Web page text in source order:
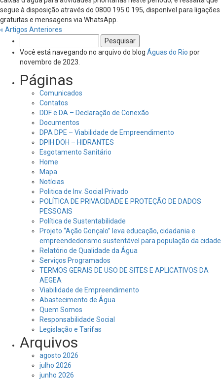
segue à disposição através do 0800 195 0 195, disponível para ligações
gratuitas e mensagens via WhatsApp.
« Artigos Anteriores
por:
Você está navegando no arquivo do blog Águas do Rio por
novembro de 2023.
Páginas
Comunicados
Contatos
DDF e DA – Declaração de Conexão
Documentos
DPA DPE – Viabilidade de Empreendimento
DPIH DOH – HIDRANTES
Esgotamento Sanitário
Home
Mapa
Notícias
Politica de Inv. Social Privado
POLÍTICA DE PRIVACIDADE E PROTEÇÃO DE DADOS
PESSOAIS
Política de Sustentabilidade
Projeto “Ação Gonçalo” leva educação, cidadania e
empreendedorismo sustentável para população da cidade
Relatório de Qualidade da Água
Serviços Programados
TERMOS GERAIS DE USO DE SITES E APLICATIVOS DA
AEGEA
Viabilidade de Empreendimento
Abastecimento de Água
Quem Somos
Responsabilidade Social
Legislação e Tarifas
Arquivos
agosto 2026
julho 2026
junho 2026